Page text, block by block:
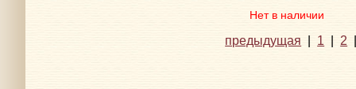
Нет в наличии
предыдущая 1 2